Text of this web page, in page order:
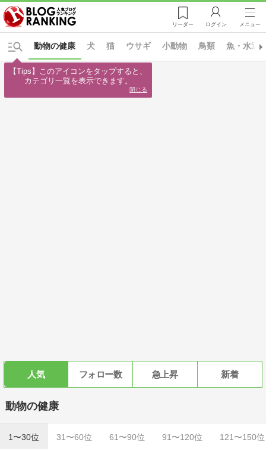
リーダー ログイン メニュー
犬 猫 ウサギ 小動物 鳥類 魚・水辺
動物の健康
人気 フォロー数 急上昇 新着
動物の健康
1〜30位 31〜60位 61〜90位 91〜120位 121〜150位
【Tips】このアイコンをタップすると、
カテゴリ一覧を表示できます。
閉じる